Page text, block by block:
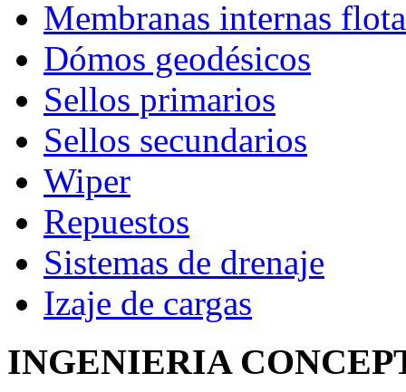
Membranas internas
Dómos geodésicos
Sellos primarios
Sellos secundarios
Wiper
Repuestos
Sistemas de drenaje
Izaje de cargas
INGENIERIA